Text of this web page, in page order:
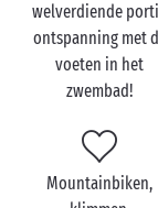
Bezoek
hele
van het
ideale
Saint-Raphaëlen
welverdiende
ontspanning met
voeten in het
zwembad!
Mountainbiken,